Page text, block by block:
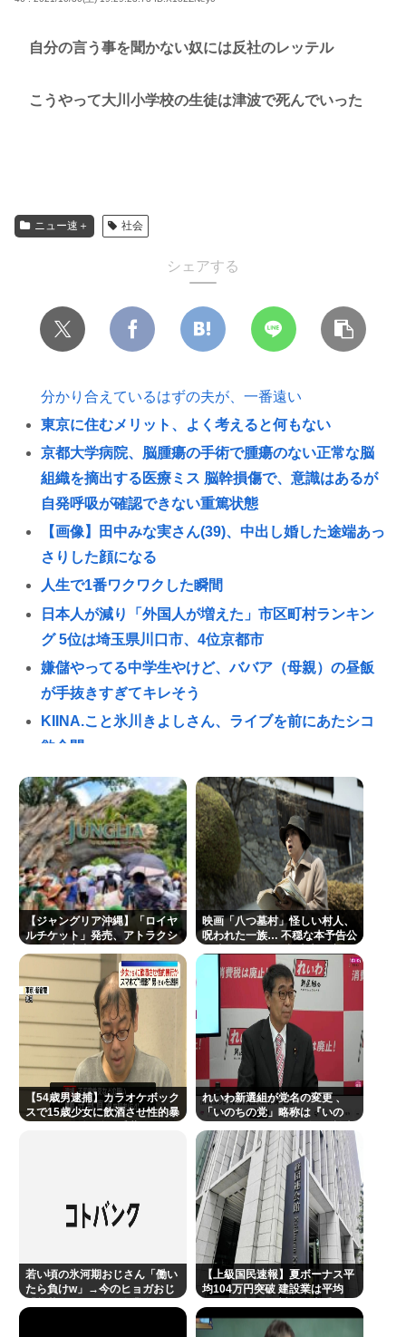
自分の言う事を聞かない奴には反社のレッテル
こうやって大川小学校の生徒は津波で死んでいった
ニュー速＋ 社会
シェアする
分かり合えているはずの夫が、一番遠い
東京に住むメリット、よく考えると何もない
京都大学病院、脳腫瘍の手術で腫瘍のない正常な脳
組織を摘出する医療ミス 脳幹損傷で、意識はあるが
自発呼吸が確認できない重篤状態
【画像】田中みな実さん(39)、中出し婚した途端あっ
さりした顔になる
人生で1番ワクワクした瞬間
日本人が減り「外国人が増えた」市区町村ランキン
グ 5位は埼玉県川口市、4位京都市
嫌儲やってる中学生やけど、ババア（母親）の昼飯
が手抜きすぎてキレそう
KIINA.こと氷川きよしさん、ライブを前にあたシコ
欲全開www
ショートスリーパー堀さん、高須クリニックに医学
的に詰められてガチ切れwww
おぎやはぎ嘆く パーカー、ハーフパンツに続きボデ
ィーバッグも”ダサい”論争に「なんでおじさんだけ
言われるの？」
「OMANNEKO」がプラモデルになった！”刺さる要
素”をふんだんに盛り自衛隊公式😲
夏休み全く面白くないんだが
フォント、値上げで使えなくなる
在留カードの更新しに入管に行ったけど父親がぐっ
たいしててこわい要介護3
楽しんご “元ジャンポケ斉藤慎二被告求刑懲役7年”に
私見…
ジャンポケ斎藤「性行為の許諾は取ったことありま
Powered by livedoor 相互RSS
【ジャングリア沖縄】「ロイヤ
ルチケット」発売、アトラクシ
飲み放題、スパ利用、駐車場無
料…大人29700円
映画「八つ墓村」怪しい村人、
呪われた一族… 不穏な本予告公
るTMG
【54歳男逮捕】カラオケボック
スで15歳少女に飲酒させ性的暴
れいわ新選組が党名の変更 、
「いのちの党」略称は『いの
に言及「ゴルゴ出馬確定」「党
首は決まり」
若い頃の氷河期おじさん「働い
たら負けw」→今のヒョガおじ
【上級国民速報】夏ボーナス平
均104万円突破 建設業は平均
社93万人、全就業者の1%強